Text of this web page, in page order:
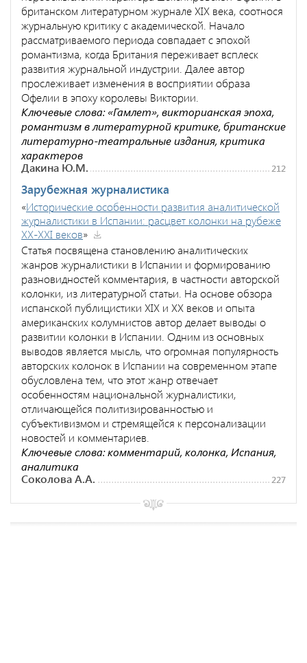
британском литературном журнале XIX века, соотнося
журнальную критику с академической. Начало
рассматриваемого периода совпадает с эпохой
романтизма, когда Британия переживает всплеск
развития журнальной индустрии. Далее автор
прослеживает изменения в восприятии образа
Офелии в эпоху королевы Виктории.
Ключевые слова: «Гамлет», викторианская эпоха,
романтизм в литературной критике, британские
литературно-театральные издания, критика
характеров
Дакина Ю.М.
212
Зарубежная журналистика
«Исторические особенности развития аналитической
журналистики в Испании: расцвет колонки на рубеже
XX-XXI веков»
Статья посвящена становлению аналитических
жанров журналистики в Испании и формированию
разновидностей комментария, в частности авторской
колонки, из литературной статьи. На основе обзора
испанской публицистики XIX и ХХ веков и опыта
американских колумнистов автор делает выводы о
развитии колонки в Испании. Одним из основных
выводов является мысль, что огромная популярность
авторских колонок в Испании на современном этапе
обусловлена тем, что этот жанр отвечает
особенностям национальной журналистики,
отличающейся политизированностью и
субъективизмом и стремящейся к персонализации
новостей и комментариев.
Ключевые слова: комментарий, колонка, Испания,
аналитика
Соколова А.А.
227